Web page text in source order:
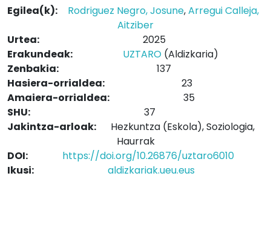
Egilea(k): Rodriguez Negro, Josune,Arregui Calleja,
Aitziber
Urtea:
2025
Erakundeak:
UZTARO (Aldizkaria)
Zenbakia:
137
Hasiera-orrialdea:
23
Amaiera-orrialdea:
35
SHU:
37
Jakintza-arloak:
Hezkuntza (Eskola), Soziologia,
Haurrak
DOI:
https://doi.org/10.26876/uztaro6010
Ikusi:
aldizkariak.ueu.eus